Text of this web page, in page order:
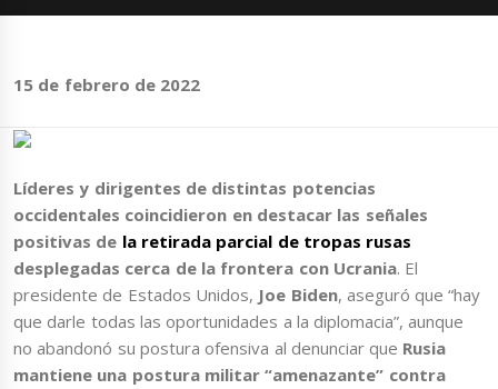
15 de febrero de 2022
Líderes y dirigentes de distintas potencias
occidentales coincidieron en destacar las señales
positivas de la retirada parcial de tropas rusas
desplegadas cerca de la frontera con Ucrania. El
presidente de Estados Unidos, Joe Biden, aseguró que “hay
que darle todas las oportunidades a la diplomacia”, aunque
no abandonó su postura ofensiva al denunciar que Rusia
mantiene una postura militar “amenazante” contra